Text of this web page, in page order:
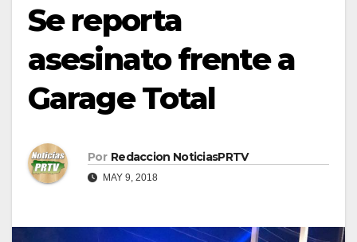
Se reporta
asesinato frente a
Garage Total
Por Redaccion NoticiasPRTV
MAY 9, 2018